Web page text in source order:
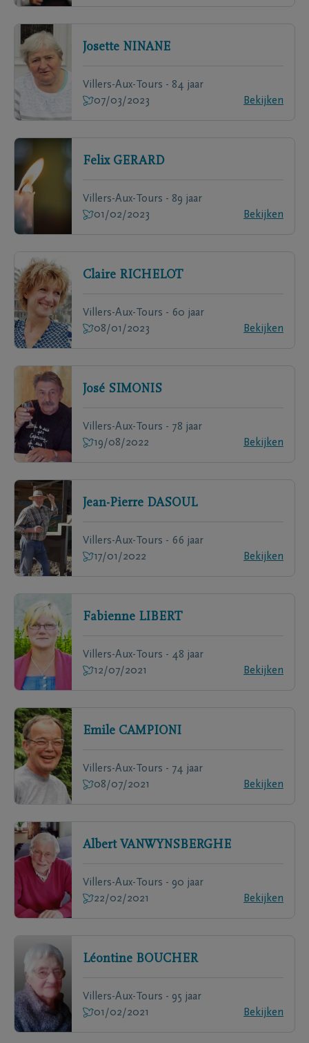
Josette NINANE
Villers-Aux-Tours - 84 jaar
07/03/2023
Bekijken
Felix GERARD
Villers-Aux-Tours - 89 jaar
01/02/2023
Bekijken
Claire RICHELOT
Villers-Aux-Tours - 60 jaar
08/01/2023
Bekijken
José SIMONIS
Villers-Aux-Tours - 78 jaar
19/08/2022
Bekijken
Jean-Pierre DASOUL
Villers-Aux-Tours - 66 jaar
17/01/2022
Bekijken
Fabienne LIBERT
Villers-Aux-Tours - 48 jaar
12/07/2021
Bekijken
Emile CAMPIONI
Villers-Aux-Tours - 74 jaar
08/07/2021
Bekijken
Albert VANWYNSBERGHE
Villers-Aux-Tours - 90 jaar
22/02/2021
Bekijken
Léontine BOUCHER
Villers-Aux-Tours - 95 jaar
01/02/2021
Bekijken